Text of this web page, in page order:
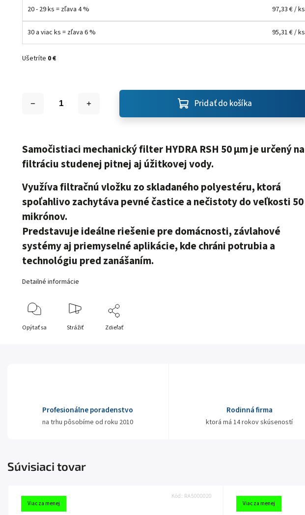
20 - 29 ks = zľava 4 % 97,33 €/ ks
30 a viac ks = zľava 6 % 95,31 €/ ks
Ušetríte 0 €
Pridať do košíka
Samočistiaci mechanický filter HYDRA RSH 50 μmje určený na
filtráciu studenej pitnej aj úžitkovej vody.
Využíva filtračnú vložku zo skladanéhopolyestéru, ktorá
spoľahlivo zachytáva pevné častice a nečistoty do veľkosti 50
mikrónov.
Predstavuje ideálne riešenie pre domácnosti, závlahové
systémy aj priemyselné aplikácie, kde chráni potrubia a
technológiu pred zanášaním.
Detailné informácie
Opýtať sa Strážiť Zdieľať
Profesionálne poradenstvo
na trhu pôsobíme od roku 2010
Rodinná firma
ktorá má 14 rokov skúseností
Súvisiaci tovar
Viac za menej
Kód: RA5000020
Viac za menej